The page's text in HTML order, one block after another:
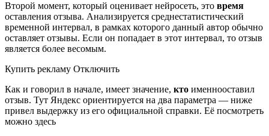
Второй момент, который оценивает нейросеть, это время
оставления отзыва. Анализируется среднестатистический
временной интервал, в рамках которого данный автор обычно
оставляет отзывы. Если он попадает в этот интервал, то отзыв
является более весомым.
Купить рекламу Отключить
Как и говорил в начале, имеет значение, кто именнооставил
отзыв. Тут Яндекс ориентируется на два параметра — ниже
привел выдержку из его официальной справки. Её посмотреть
можно здесь